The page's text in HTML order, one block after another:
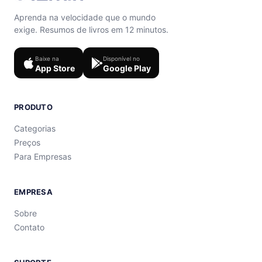
Aprenda na velocidade que o mundo
exige. Resumos de livros em 12 minutos.
Baixe na
App Store
Disponível no
Google Play
PRODUTO
Categorias
Preços
Para Empresas
EMPRESA
Sobre
Contato